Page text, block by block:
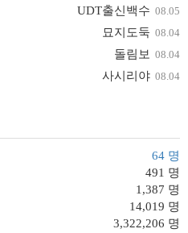
UDT출신백수 08.05
묘지도둑 08.04
돌림보 08.04
사시리야 08.04
64 명
491 명
1,387 명
14,019 명
3,322,206 명